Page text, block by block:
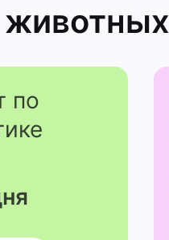
животных
по